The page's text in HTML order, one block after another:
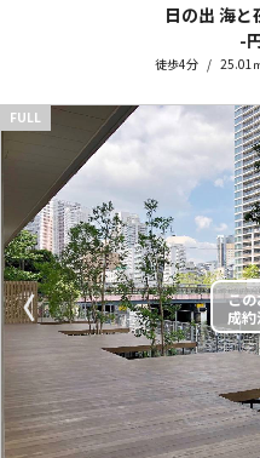
日の出 海と
-
徒歩4分 25.01
〈
FULL